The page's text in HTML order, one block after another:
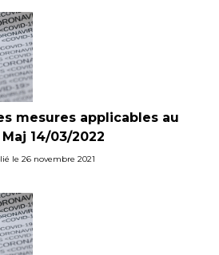
mesures applicables au
14/03/2022
le 26 novembre 2021